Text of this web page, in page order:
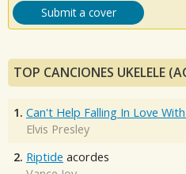
Submit a cover
TOP CANCIONES UKELELE
1. Can't Help Falling In Love
Elvis Presley
2. Riptide acordes